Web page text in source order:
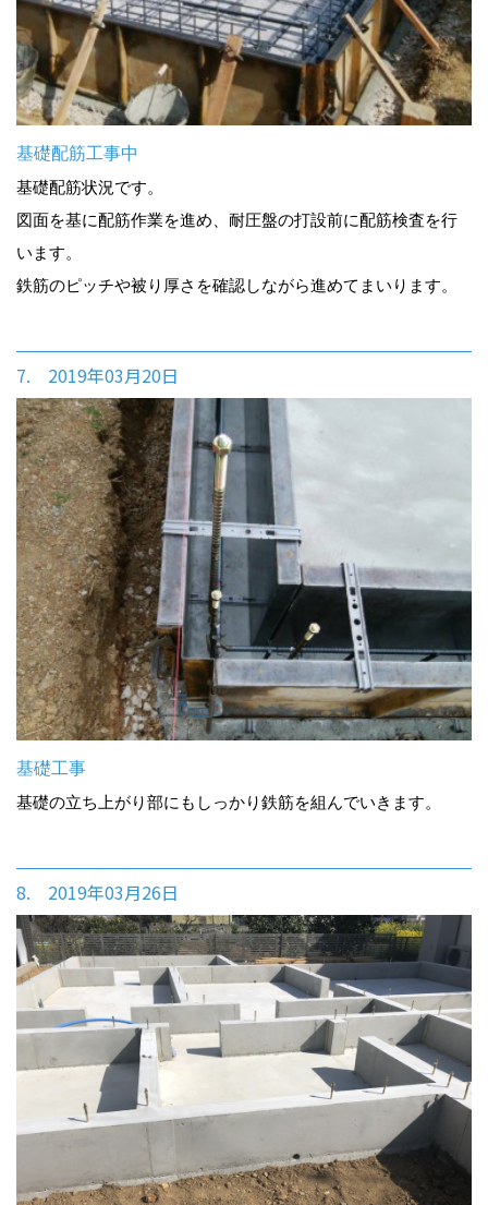
基礎配筋工事中
基礎配筋状況です。
図面を基に配筋作業を進め、耐圧盤の打設前に配筋検査を行
います。
鉄筋のピッチや被り厚さを確認しながら進めてまいります。
7. 2019年03月20日
基礎工事
基礎の立ち上がり部にもしっかり鉄筋を組んでいきます。
8. 2019年03月26日